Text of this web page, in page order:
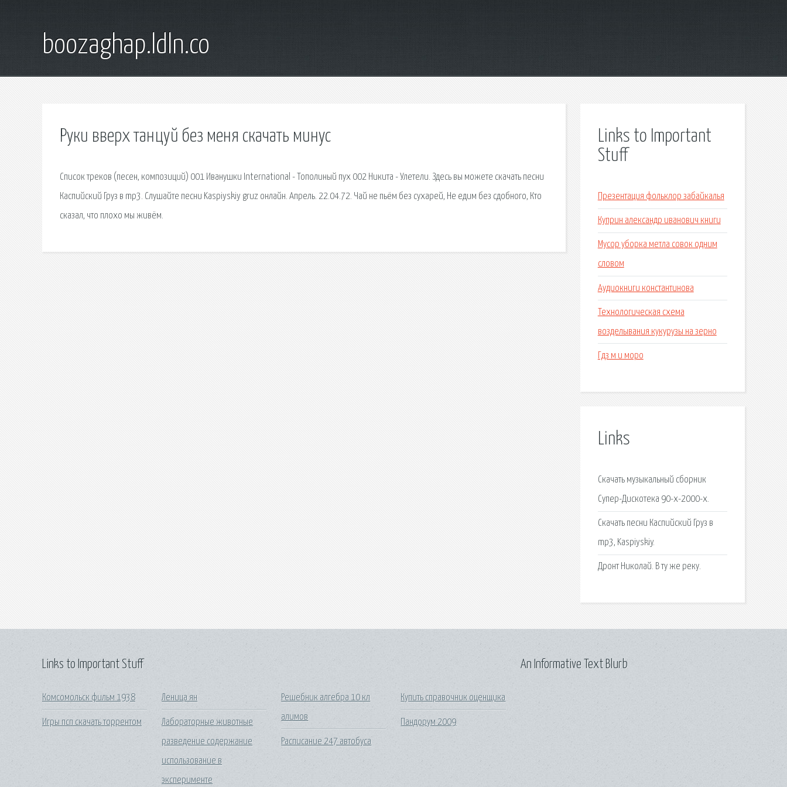
boozaghap.ldln.co
Руки вверх танцуй без меня скачать минус
Список треков (песен, композиций) 001 Иванушки International - Тополиный пух 002 Никита - Улетели. Здесь вы можете скачать песни
Каспийский Груз в mp3. Слушайте песни Kaspiyskiy gruz онлайн. Апрель. 22.04.72. Чай не пьём без сухарей, Не едим без сдобного, Кто
сказал, что плохо мы живём.
Links to Important
Stuff
Презентация фольклор забайкалья
Куприн александр иванович книги
Мусор уборка метла совок одним
словом
Аудиокниги константинова
Технологическая схема
возделывания кукурузы на зерно
Гдз м и моро
Links
Скачать музыкальный сборник
Супер-Дискотека 90-х-2000-х.
Скачать песни Каспийский Груз в
mp3, Kaspiyskiy.
Дронт Николай. В ту же реку.
Links to Important Stuff
Комсомольск фильм 1938
Игры псп скачать торрентом
Леница ян
Лабораторные животные
разведение содержание
использование в
эксперименте
Решебник алгебра 10 кл
алимов
Расписание 247 автобуса
Купить справочник оценщика
Пандoрум 2009
An Informative Text Blurb